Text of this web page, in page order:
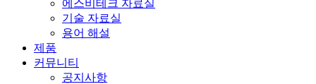
에스비테크 자료실
기술 자료실
용어 해설
제품
커뮤니티
공지사항